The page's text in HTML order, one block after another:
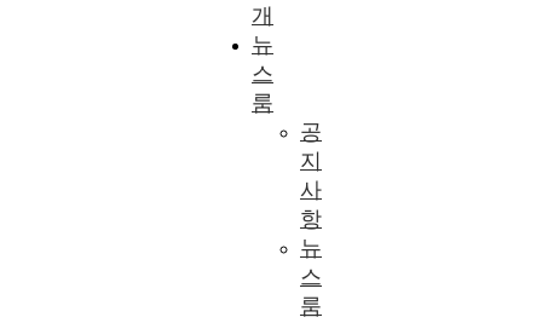
개
뉴
스
룸
공
지
사
항
뉴
스
룸